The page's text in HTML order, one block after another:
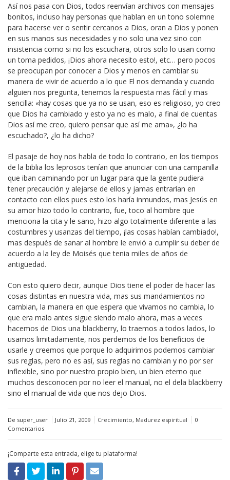
Así nos pasa con Dios, todos reenvían archivos con mensajes
bonitos, incluso hay personas que hablan en un tono solemne
para hacerse ver o sentir cercanos a Dios, oran a Dios y ponen
en sus manos sus necesidades y no solo una vez sino con
insistencia como si no los escuchara, otros solo lo usan como
un toma pedidos, ¡Dios ahora necesito esto!, etc… pero pocos
se preocupan por conocer a Dios y menos en cambiar su
manera de vivir de acuerdo a lo que El nos demanda y cuando
alguien nos pregunta, tenemos la respuesta mas fácil y mas
sencilla: «hay cosas que ya no se usan, eso es religioso, yo creo
que Dios ha cambiado y esto ya no es malo, a final de cuentas
Dios así me creo, quiero pensar que así me ama», ¿lo ha
escuchado?, ¿lo ha dicho?
El pasaje de hoy nos habla de todo lo contrario, en los tiempos
de la biblia los leprosos tenían que anunciar con una campanilla
que iban caminando por un lugar para que la gente pudiera
tener precaución y alejarse de ellos y jamas entrarían en
contacto con ellos pues esto los haría inmundos, mas Jesús en
su amor hizo todo lo contrario, fue, toco al hombre que
menciona la cita y le sano, hizo algo totalmente diferente a las
costumbres y usanzas del tiempo, ¡las cosas habían cambiado!,
mas después de sanar al hombre le envió a cumplir su deber de
acuerdo a la ley de Moisés que tenia miles de años de
antigüedad.
Con esto quiero decir, aunque Dios tiene el poder de hacer las
cosas distintas en nuestra vida, mas sus mandamientos no
cambian, la manera en que espera que vivamos no cambia, lo
que era malo antes sigue siendo malo ahora, mas a veces
hacemos de Dios una blackberry, lo traemos a todos lados, lo
usamos limitadamente, nos perdemos de los beneficios de
usarle y creemos que porque lo adquirimos podemos cambiar
sus reglas, pero no es así, sus reglas no cambian y no por ser
inflexible, sino por nuestro propio bien, un bien eterno que
muchos desconocen por no leer el manual, no el dela blackberry
sino el manual de vida que nos dejo Dios.
De super_user Julio 21, 2009 Crecimiento, Madurez espiritual
0
Comentarios
¡Comparte esta entrada, elige tu plataforma!